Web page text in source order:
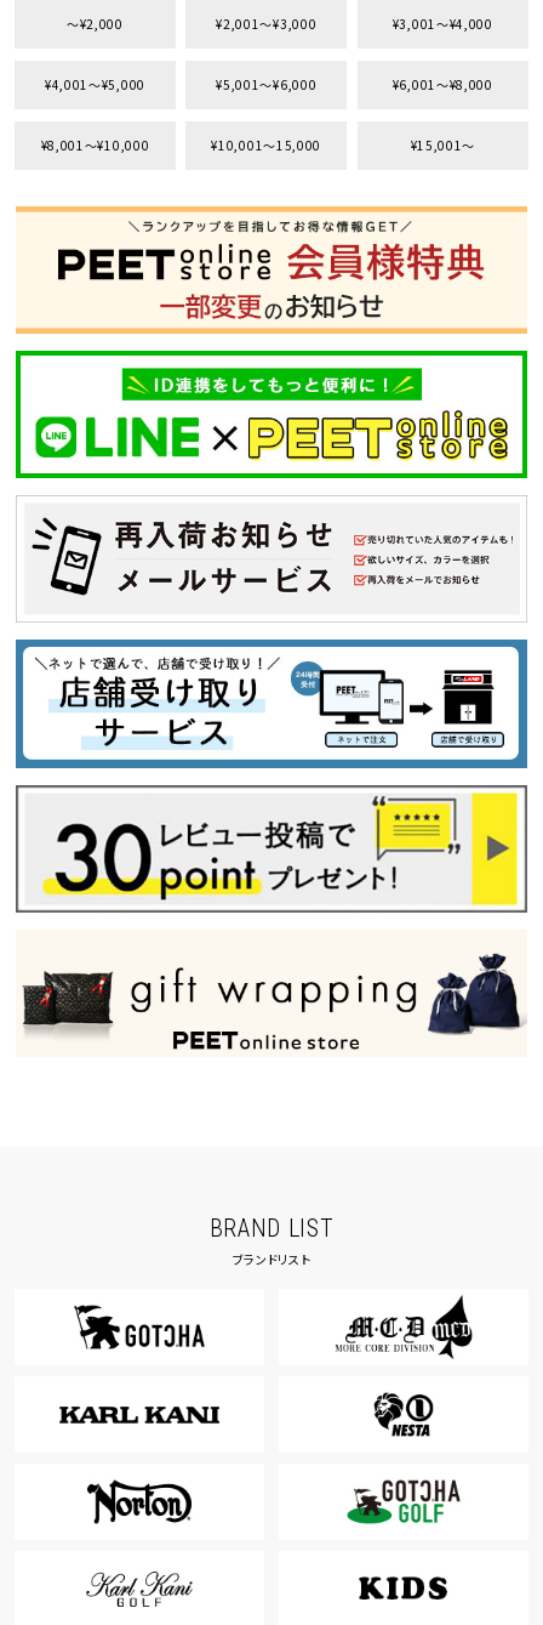
〜¥2,000 ¥2,001〜¥3,000 ¥3,001〜¥4,000
¥4,001〜¥5,000 ¥5,001〜¥6,000 ¥6,001〜¥8,000
¥8,001〜¥10,000 ¥10,001〜15,000 ¥15,001〜
BRAND LIST
ブランドリスト